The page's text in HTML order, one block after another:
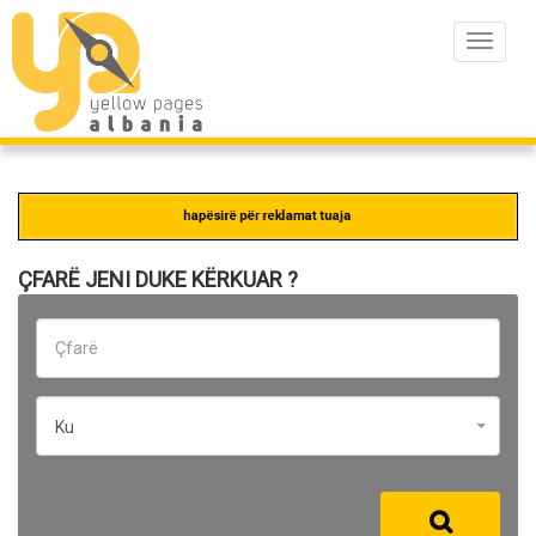
Toggle
ÇFARË JENI DUKE KËRKUAR ?
Ku